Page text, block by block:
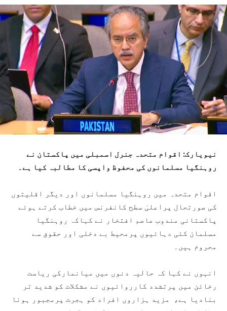
نیویارک: اقوام متحدہ جنرل اسمبلی میں پاکستان نے
روہنگیا مسلمانوں کی محفوظ واپسی کا مطالبہ کیا ہے۔
اقوام متحدہ میں روہنگیا مسلمانوں اور دیگر اقلیتوں
کی صورتحال پراعلیٰ سطح کانفرنس میں خطاب کرتے ہوئے
پاکستانی مندوب عاصم افتخار نے کہاکہ روہنگیا
مسلمان کئی دہائیوں پرمحیط بے دخلی اور حقوق سے
محروم ہیں۔
انہوں نے کہا کہ حالیہ دنوں میں میانمارکی ریاست
رخائن میں پرتشدد کارروائیوں نے مشکلات کو شدید تر
بنادیا ہے، مزید ہزاروں افراد کو ہجرت پرمجبور ہونا